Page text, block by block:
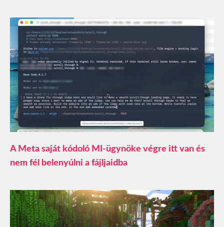
A Meta saját kódoló MI-ügynöke végre itt van és
nem fél belenyúlni a fájljaidba